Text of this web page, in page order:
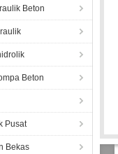
Beton
Beton
Pusat
Bekas